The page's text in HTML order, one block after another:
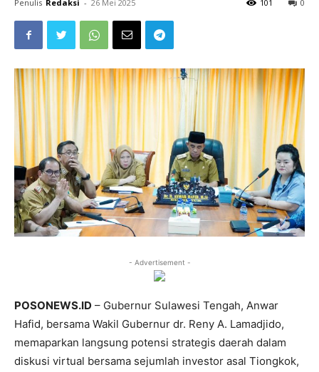
Penulis Redaksi - 26 Mei 2025 0
101
- Advertisement -
POSONEWS.ID – Gubernur Sulawesi Tengah, Anwar
Hafid, bersama Wakil Gubernur dr. Reny A. Lamadjido,
memaparkan langsung potensi strategis daerah dalam
diskusi virtual bersama sejumlah investor asal Tiongkok,